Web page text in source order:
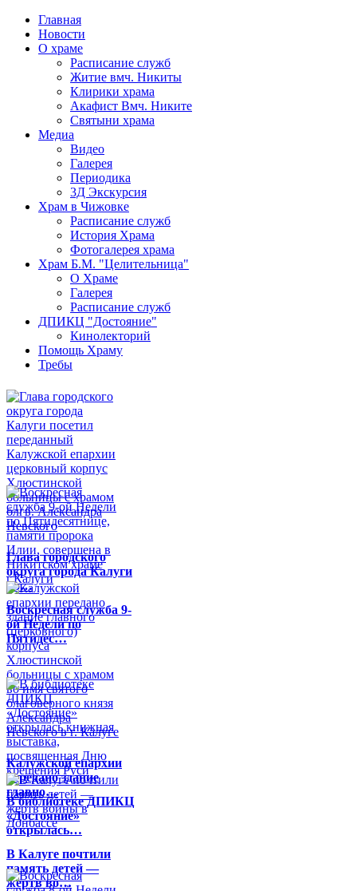
Главная
Новости
О храме
Расписание служб
Житие вмч. Никиты
Клирики храма
Акафист Вмч. Никите
Святыни храма
Медиа
Видео
Галерея
Периодика
3Д Экскурсия
Храм в Чижовке
Расписание служб
История Храма
Фотогалерея храма
Храм Б.М. "Целительница"
О Храме
Галерея
Расписание служб
ДПИКЦ "Достояние"
Кинолекторий
Помощь Храму
Требы
Глава городского
округа города Калуги
по…
Воскресная служба 9-
ой Недели по
Пятидес…
Калужской епархии
передано здание
главно…
В библиотеке ДПИКЦ
«Достояние»
открылась…
В Калуге почтили
память детей —
жертв во…